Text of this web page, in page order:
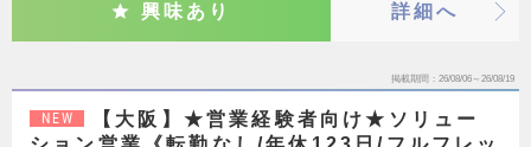
興味あり 詳細へ
掲載期間 26/08/06～26/08/19
NEW
【大阪】★営業経験者向け★ソリュー